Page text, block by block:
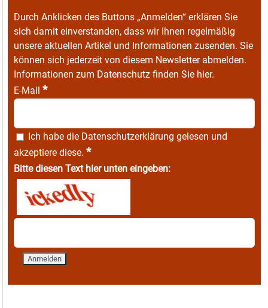
Durch Anklicken des Buttons „Anmelden“ erklären Sie
sich damit einverstanden, dass wir Ihnen regelmäßig
unsere aktuellen Artikel und Informationen zusenden. Sie
können sich jederzeit von diesem Newsletter abmelden.
Informationen zum Datenschutz finden Sie hier.
E-Mail *
Ich habe die Datenschutzerklärung gelesen und
akzeptiere diese. *
Bitte diesen Text hier unten eingeben: